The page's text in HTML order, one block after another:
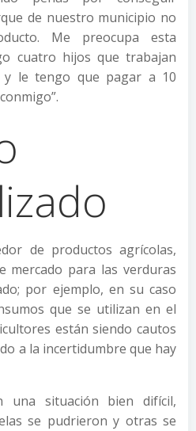
de nuestro municipio no
Me preocupa esta
cuatro hijos que trabajan
y le tengo que pagar a 10
de productos agrícolas,
mercado para las verduras
por ejemplo, en su caso
que se utilizan en el
están siendo cautos
a la incertidumbre que hay
una situación bien difícil,
se pudrieron y otras se